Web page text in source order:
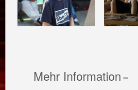
Mehr Information